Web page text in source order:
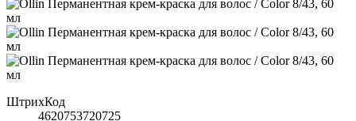
ШтрихКод
4620753720725